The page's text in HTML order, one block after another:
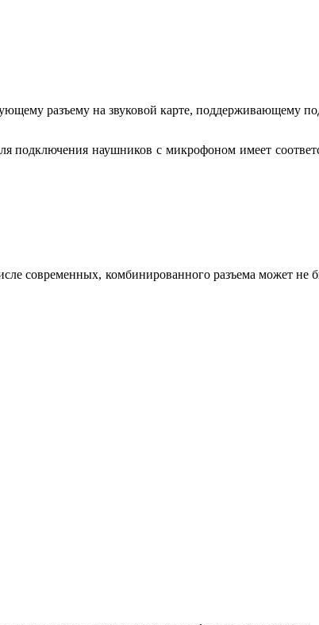
разъему на звуковой карте, поддерживающему
наушников с микрофоном имеет
современных, комбинированного разъема может не